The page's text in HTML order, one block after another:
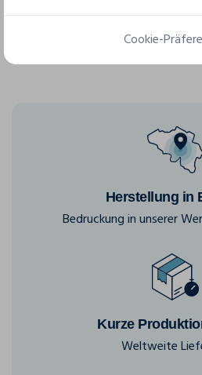
Herstellung in
Bedruckung in unserer
Kurze
Weltweite
Cookie-